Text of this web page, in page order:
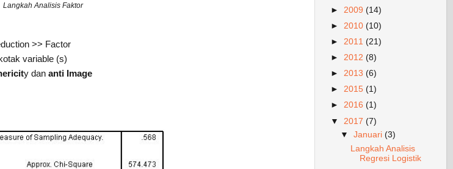
Langkah Analisis Faktor
>> Factor
variable (s)
y dan anti Image
► 2009 (14)
► 2010 (10)
► 2011 (21)
► 2012 (8)
► 2013 (6)
► 2015 (1)
► 2016 (1)
▼ 2017 (7)
▼ Januari (3)
Langkah Analisis
Regresi Logistik